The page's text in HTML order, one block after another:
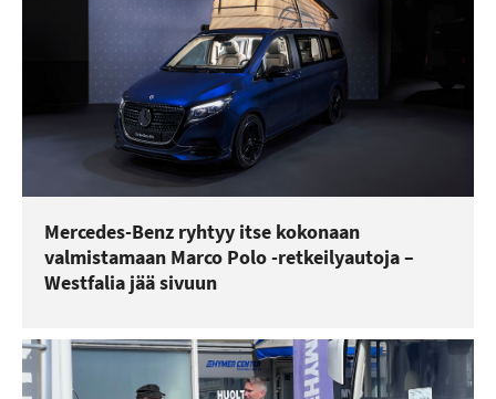
Mercedes-Benz ryhtyy itse kokonaan
valmistamaan Marco Polo -retkeilyautoja –
Westfalia jää sivuun